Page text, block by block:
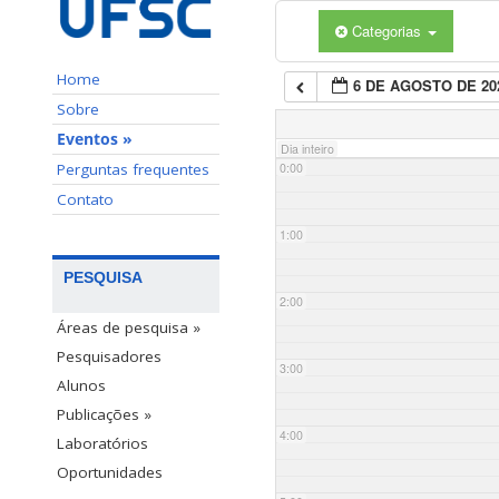
Home
Sobre
Eventos »
Perguntas frequentes
Contato
PESQUISA
Áreas de pesquisa »
Pesquisadores
Alunos
Publicações »
Laboratórios
Oportunidades
Categorias
6 DE AGOSTO DE
Dia inteiro
0:00
1:00
2:00
3:00
4:00